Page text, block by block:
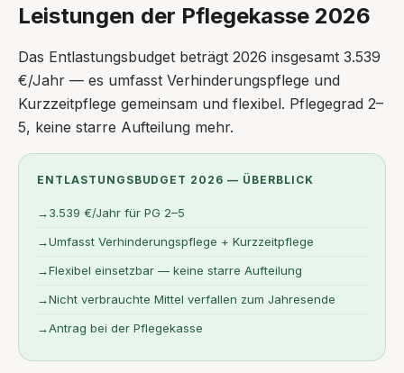
Leistungen der Pflegekasse 2026
Das Entlastungsbudget beträgt 2026 insgesamt 3.539
€/Jahr — es umfasst Verhinderungspflege und
Kurzzeitpflege gemeinsam und flexibel. Pflegegrad 2–
5, keine starre Aufteilung mehr.
ENTLASTUNGSBUDGET 2026 — ÜBERBLICK
→3.539 €/Jahr für PG 2–5
→Umfasst Verhinderungspflege + Kurzzeitpflege
→Flexibel einsetzbar — keine starre Aufteilung
→Nicht verbrauchte Mittel verfallen zum Jahresende
→Antrag bei der Pflegekasse